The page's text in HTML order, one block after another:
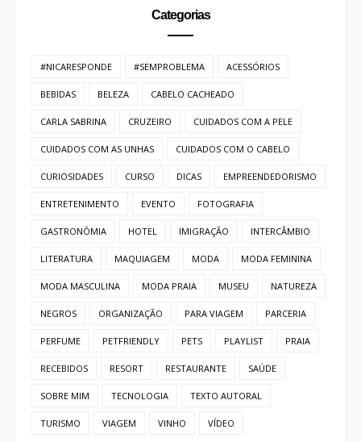
Categorias
#NICARESPONDE #SEMPROBLEMA ACESSÓRIOS
BEBIDAS BELEZA CABELO CACHEADO
CARLA SABRINA CRUZEIRO CUIDADOS COM A PELE
CUIDADOS COM AS UNHAS CUIDADOS COM O CABELO
CURIOSIDADES CURSO DICAS EMPREENDEDORISMO
ENTRETENIMENTO EVENTO FOTOGRAFIA
GASTRONÔMIA HOTEL IMIGRAÇÃO INTERCÂMBIO
LITERATURA MAQUIAGEM MODA MODA FEMININA
MODA MASCULINA MODA PRAIA MUSEU NATUREZA
NEGROS ORGANIZAÇÃO PARA VIAGEM PARCERIA
PERFUME PETFRIENDLY PETS PLAYLIST PRAIA
RECEBIDOS RESORT RESTAURANTE SAÚDE
SOBRE MIM TECNOLOGIA TEXTO AUTORAL
TURISMO VIAGEM VINHO VÍDEO